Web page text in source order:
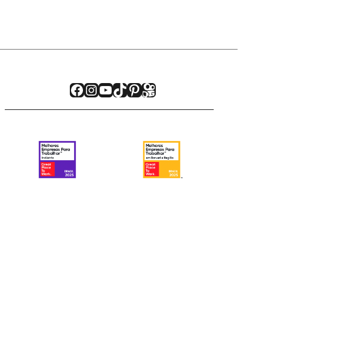
Facebook
Instagram
Youtube
TikTok
Pinterest
Kwai